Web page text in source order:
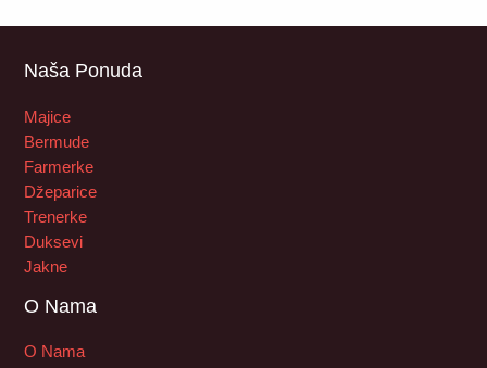
Naša Ponuda
Majice
Bermude
Farmerke
Džeparice
Trenerke
Duksevi
Jakne
O Nama
O Nama